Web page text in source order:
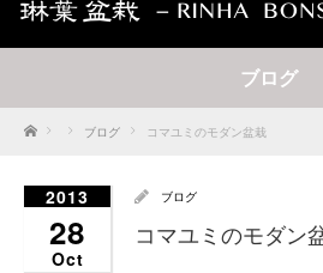
ブログ
Home ブログ コマユミのモダン盆栽
2013
28
Oct
ブログ
コマユミのモダン